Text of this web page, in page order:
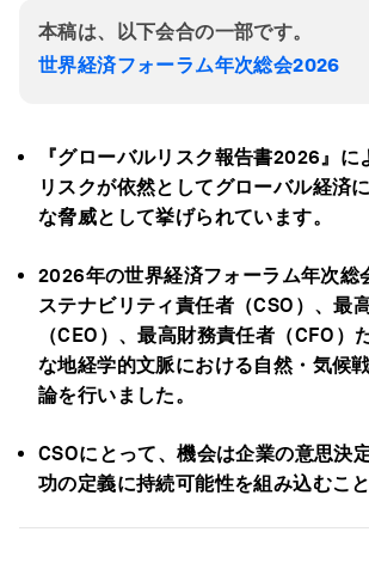
本稿は、以下会合の一部です。
世界経済フォーラム年次総会2026
『グローバルリスク報告書2026』に
リスクが依然としてグローバル経済
な脅威として挙げられています。
2026年の世界経済フォーラム年次総
ステナビリティ責任者（CSO ）、最
（CEO ）、最高財務責任者（CFO ）
な地経学的文脈における自然・気候
論を行いました。
CSOにとって、機会は企業の意思決
功の定義に持続可能性を組み込むこと